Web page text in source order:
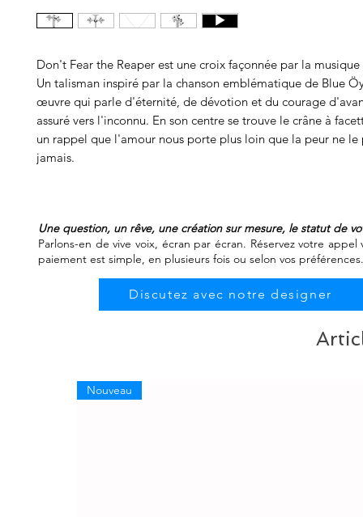
Don't Fear the Reaper est une croix façonnée par la
Un talisman inspiré par la chanson emblématique de Blue
œuvre qui parle d'éternité, de dévotion et du courage
assuré vers l'inconnu. En son centre se trouve le crâne à
un rappel que l'amour nous porte plus loin que la peur ne le
jamais.
Une question, un rêve, une création sur mesure, le statut de
Parlons-en de vive voix, écran par écran. Réservez votre
paiement est simple, en plusieurs fois ou selon vos préférences.
Discutez avec notre designer
Nouveau